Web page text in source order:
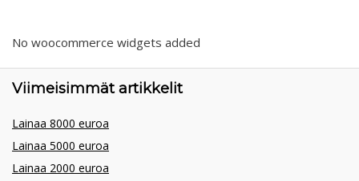
No woocommerce widgets added
Viimeisimmät artikkelit
Lainaa 8000 euroa
Lainaa 5000 euroa
Lainaa 2000 euroa